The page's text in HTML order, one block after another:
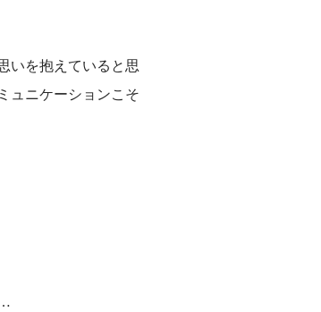
いを抱えていると思
ュニケーションこそ